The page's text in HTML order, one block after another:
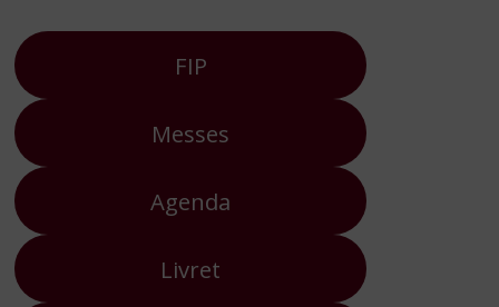
FIP
Messes
Agenda
Livret